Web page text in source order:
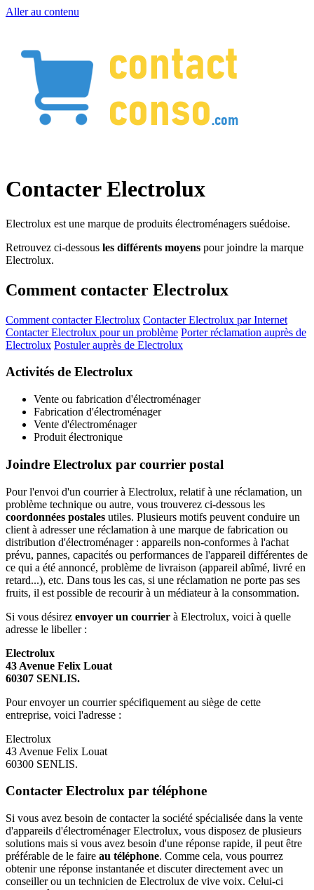
Aller au contenu
Contacter Electrolux
Electrolux est une marque de produits électroménagers suédoise.
Retrouvez ci-dessous les différents moyens pour joindre la marque
Electrolux.
Comment contacter Electrolux
Comment contacter Electrolux Contacter Electrolux par Internet
Contacter Electrolux pour un problème Porter réclamation auprès de
Electrolux Postuler auprès de Electrolux
Activités de Electrolux
Vente ou fabrication d'électroménager
Fabrication d'électroménager
Vente d'électroménager
Produit électronique
Joindre Electrolux par courrier postal
Pour l'envoi d'un courrier à Electrolux, relatif à une réclamation, un
problème technique ou autre, vous trouverez ci-dessous les
coordonnées postales utiles. Plusieurs motifs peuvent conduire un
client à adresser une réclamation à une marque de fabrication ou
distribution d'électroménager : appareils non-conformes à l'achat
prévu, pannes, capacités ou performances de l'appareil différentes de
ce qui a été annoncé, problème de livraison (appareil abîmé, livré en
retard...), etc. Dans tous les cas, si une réclamation ne porte pas ses
fruits, il est possible de recourir à un médiateur à la consommation.
Si vous désirez envoyer un courrier à Electrolux, voici à quelle
adresse le libeller :
Electrolux
43 Avenue Felix Louat
60307 SENLIS.
Pour envoyer un courrier spécifiquement au siège de cette
entreprise, voici l'adresse :
Electrolux
43 Avenue Felix Louat
60300 SENLIS.
Contacter Electrolux par téléphone
Si vous avez besoin de contacter la société spécialisée dans la vente
d'appareils d'électroménager Electrolux, vous disposez de plusieurs
solutions mais si vous avez besoin d'une réponse rapide, il peut être
préférable de le faire au téléphone. Comme cela, vous pourrez
obtenir une réponse instantanée et discuter directement avec un
conseiller ou un technicien de Electrolux de vive voix. Celui-ci